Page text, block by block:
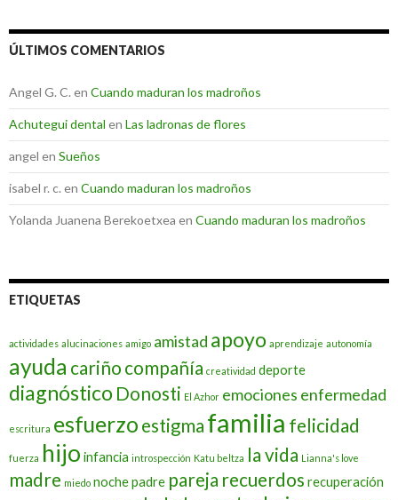
ÚLTIMOS COMENTARIOS
Angel G. C. en Cuando maduran los madroños
Achutegui dental en Las ladronas de flores
angel en Sueños
isabel r. c. en Cuando maduran los madroños
Yolanda Juanena Berekoetxea en Cuando maduran los madroños
ETIQUETAS
actividades alucinaciones amigo amistad apoyo aprendizaje autonomía
ayuda cariño compañía creatividad deporte
diagnóstico Donosti El Azhor emociones enfermedad
escritura esfuerzo estigma familia felicidad
fuerza hijo infancia introspección Katu beltza la vida Lianna's love
madre miedo nochepadre pareja recuerdos recuperación